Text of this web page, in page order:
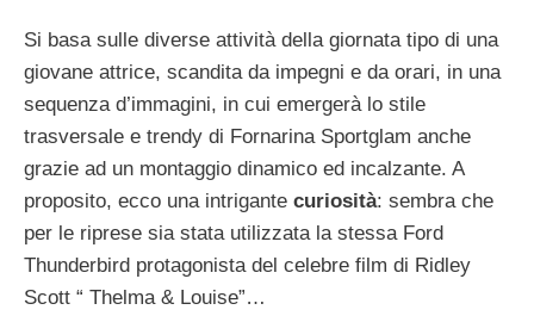
Si basa sulle diverse attività della giornata tipo di una
giovane attrice, scandita da impegni e da orari, in una
sequenza d’immagini, in cui emergerà lo stile
trasversale e trendy di Fornarina Sportglam anche
grazie ad un montaggio dinamico ed incalzante. A
proposito, ecco una intrigante curiosità: sembra che
per le riprese sia stata utilizzata la stessa Ford
Thunderbird protagonista del celebre film di Ridley
Scott “ Thelma & Louise”…